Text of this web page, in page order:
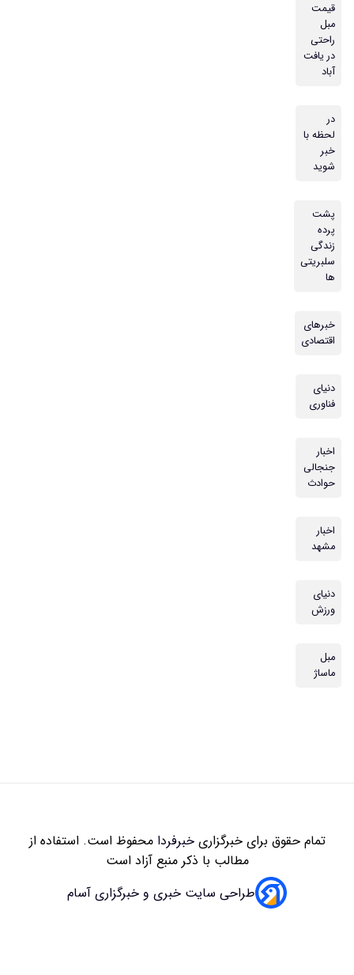
قیمت
مبل
راحتی
در یافت
آباد
در
لحظه با
خبر
شوید
پشت
پرده
زندگی
سلبریتی
ها
خبرهای
اقتصادی
دنیای
فناوری
اخبار
جنجالی
حوادث
اخبار
مشهد
دنیای
ورزش
مبل
ماساژ
تمام حقوق برای خبرگزاریخبرفردامحفوظ است. استفاده از
مطالب با ذکر منبع آزاد است
طراحی سایت خبری و خبرگزاری آسام